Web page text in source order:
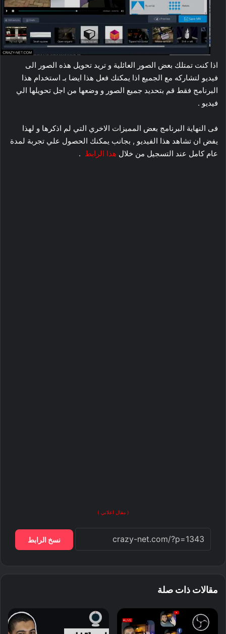
اذا كنت تمتلك بعض الصور العائلية و تريد تحويل هذه الصور الى
فيديو لتشاركه مع الجميع اذا يمكنك فعل هذا ايضا بـ استخدام هذا
البرنامج فقط قم بتحديد جميع الصور و وضعها من اجل تحويلها الي
فيديو .
فى النهاية البرنامج بعض المميزات الاخري التي لم اذكرها و لهذا
يفض ان تشاهد هذا الفيديو , بجانب يمكنك الحصول علي تجربة لمدة
عام كامل عند التسجيل من خلال هذا الرابط .
( مقال اعلاني )
نسخ الرابط
مقالات ذات صلة